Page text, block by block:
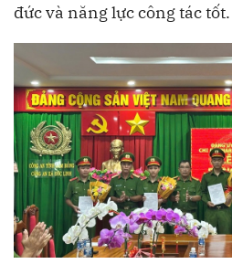
đức và năng lực công tác tốt.